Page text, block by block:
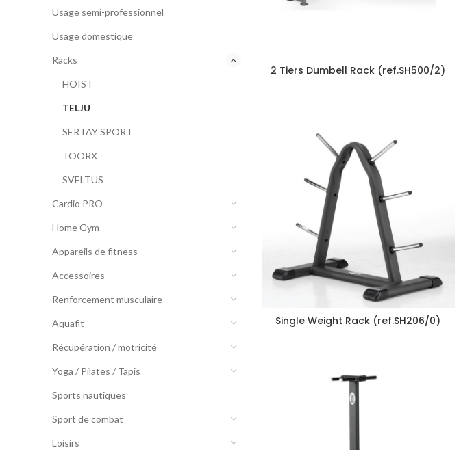
Usage semi-professionnel
Usage domestique
Racks
HOIST
TELJU
SERTAY SPORT
TOORX
SVELTUS
Cardio PRO
Home Gym
Appareils de fitness
Accessoires
Renforcement musculaire
Aquafit
Récupération / motricité
Yoga / Pilates / Tapis
Sports nautiques
Sport de combat
Loisirs
2 Tiers Dumbell Rack (ref.SH500/2)
Single Weight Rack (ref.SH206/0)